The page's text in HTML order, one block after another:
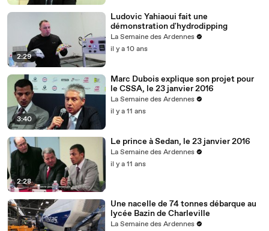
2:29
Ludovic Yahiaoui fait une
démonstration d'hydrodipping
La Semaine des Ardennes
il y a 10 ans
3:40
Marc Dubois explique son projet pour
le CSSA, le 23 janvier 2016
La Semaine des Ardennes
il y a 11 ans
2:28
Le prince à Sedan, le 23 janvier 2016
La Semaine des Ardennes
il y a 11 ans
Une nacelle de 74 tonnes débarque au
lycée Bazin de Charleville
La Semaine des Ardennes